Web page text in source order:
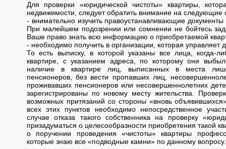
Для проверки «юридической чистоты» квартиры,
недвижимости, следует обратить внимание на следующие
- внимательно изучить правоустанавливающие
При малейшем подозрении или сомнении не бойтесь
Ваше право знать всю информацию о приобретаемой
- необходимо получить в организации, которая
То есть выписку, в которой указаны все лица, когда-
квартире, с указанием адреса, по которому они
наличие в квартире лиц, выписанных в места
пенсионеров, без вести пропавших лиц,
проживавших пенсионеров или несовершеннолетних
зарегистрированы по новому месту жительства.
возможных притязаний со стороны «вновь
всех этих пунктов необходимо непосредственное
случае отказа такого собственника на проверку
призадуматься о целесообразности приобретения такой
о поручении проведения «чистоты» квартиры
которые знаю все «подводные камни» по данному